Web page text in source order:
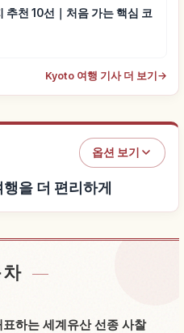
추천 10선｜처음 가는 핵심 코
Kyoto 여행 기사 더 보기→
옵션 보기
을 더 편리하게
근처 숙소 찾기
체험 찾기↗
하는 세계유산 선종 사찰